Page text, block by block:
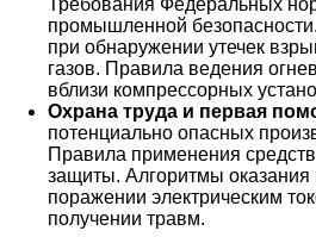
Требования Федеральных
промышленной
при обнаружении утечек
газов. Правила ведения
вблизи компрессорных
Охрана труда и первая
потенциально опасных
Правила применения
защиты. Алгоритмы
поражении электрическим
получении травм.